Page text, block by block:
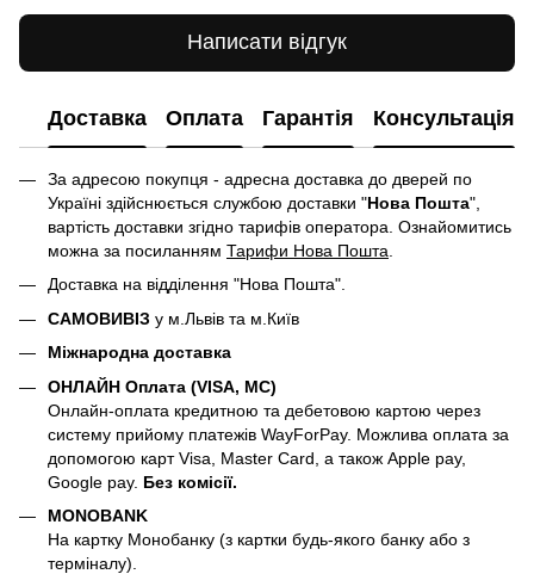
Написати відгук
Доставка Оплата Гарантія Консультація
За адресою покупця - адресна доставка до дверей по
Україні здійснюється службою доставки "Нова Пошта",
вартість доставки згідно тарифів оператора. Ознайомитись
можна за посиланням Тарифи Нова Пошта
Доставка на відділення "Нова Пошта".
САМОВИВІЗ у м.Львів та м.Київ
Міжнародна доставка
ОНЛАЙН Оплата (VISA, MC)
Онлайн-оплата кредитною та дебетовою картою через
систему прийому платежів WayForPay. Можлива оплата за
допомогою карт Visa, Master Card, а також Apple pay,
Google pay. Без комісії.
MONOBANK
На картку Монобанку (з картки будь-якого банку або з
терміналу).